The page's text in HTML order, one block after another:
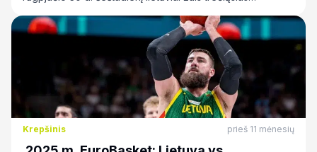
Krepšinis prieš 11 mėnesių